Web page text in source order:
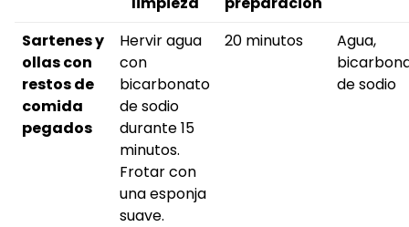
Sartenes y
ollas con
restos de
comida
pegados
Hervir agua
con
bicarbonato
de sodio
durante 15
minutos.
Frotar con
una esponja
suave.
20 minutos
Agua,
de sodio